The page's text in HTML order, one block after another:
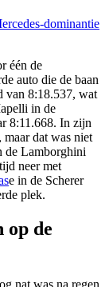
dominantie
één de
auto die de baan
van 8:18.537, wat
in de
8:11.668. In zijn
maar dat was niet
de Lamborghini
neer met
e in de Scherer
plek.
op de
nat was na regen.